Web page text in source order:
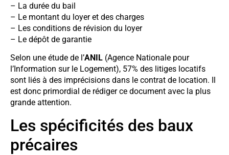
– La durée du bail
– Le montant du loyer et des charges
– Les conditions de révision du loyer
– Le dépôt de garantie
Selon une étude de l’ANIL (Agence Nationale pour
l’Information sur le Logement), 57% des litiges locatifs
sont liés à des imprécisions dans le contrat de location. Il
est donc primordial de rédiger ce document avec la plus
grande attention.
Les spécificités des baux
précaires